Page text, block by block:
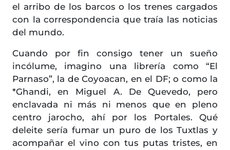
el arribo de los barcos o los trenes cargados
con la correspondencia que traía las noticias
del mundo.
Cuando por fin consigo tener un sueño
incólume, imagino una librería como “El
Parnaso”, la de Coyoacan, en el DF; o como la
*Ghandi, en Miguel A. De Quevedo, pero
enclavada ni más ni menos que en pleno
centro jarocho, ahí por los Portales. Qué
deleite sería fumar un puro de los Tuxtlas y
acompañar el vino con tus putas tristes, en